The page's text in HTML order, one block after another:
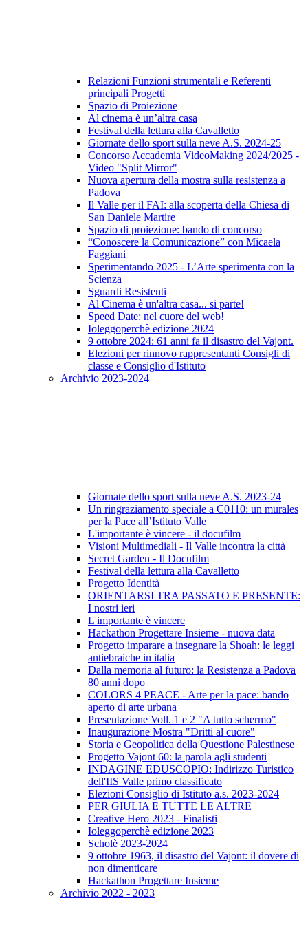
Relazioni Funzioni strumentali e Referenti
principali Progetti
Spazio di Proiezione
Al cinema è un’altra casa
Festival della lettura alla Cavalletto
Giornate dello sport sulla neve A.S. 2024-25
Concorso Accademia VideoMaking 2024/2025 -
Video "Split Mirror"
Nuova apertura della mostra sulla resistenza a
Padova
Il Valle per il FAI: alla scoperta della Chiesa di
San Daniele Martire
Spazio di proiezione: bando di concorso
“Conoscere la Comunicazione” con Micaela
Faggiani
Sperimentando 2025 - L’Arte sperimenta con la
Scienza
Sguardi Resistenti
Al Cinema è un'altra casa... si parte!
Speed Date: nel cuore del web!
Ioleggoperchè edizione 2024
9 ottobre 2024: 61 anni fa il disastro del Vajont.
Elezioni per rinnovo rappresentanti Consigli di
classe e Consiglio d'Istituto
Archivio 2023-2024
Giornate dello sport sulla neve A.S. 2023-24
Un ringraziamento speciale a C0110: un murales
per la Pace all’Istituto Valle
L'importante è vincere - il docufilm
Visioni Multimediali - Il Valle incontra la città
Secret Garden - Il Docufilm
Festival della lettura alla Cavalletto
Progetto Identità
ORIENTARSI TRA PASSATO E PRESENTE:
I nostri ieri
L'importante è vincere
Hackathon Progettare Insieme - nuova data
Progetto imparare a insegnare la Shoah: le leggi
antiebraiche in italia
Dalla memoria al futuro: la Resistenza a Padova
80 anni dopo
COLORS 4 PEACE - Arte per la pace: bando
aperto di arte urbana
Presentazione Voll. 1 e 2 "A tutto schermo"
Inaugurazione Mostra "Dritti al cuore"
Storia e Geopolitica della Questione Palestinese
Progetto Vajont 60: la parola agli studenti
INDAGINE EDUSCOPIO: Indirizzo Turistico
dell'IIS Valle primo classificato
Elezioni Consiglio di Istituto a.s. 2023-2024
PER GIULIA E TUTTE LE ALTRE
Creative Hero 2023 - Finalisti
Ioleggoperchè edizione 2023
Scholè 2023-2024
9 ottobre 1963, il disastro del Vajont: il dovere di
non dimenticare
Hackathon Progettare Insieme
Archivio 2022 - 2023